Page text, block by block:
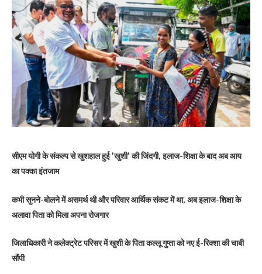
सीएम योगी के संकल्प से खुशहाल हुई 'खुशी' की जिंदगी, इलाज-शिक्षा के बाद अब आय
का पक्का इंतजाम
कभी सुनने-बोलने में असमर्थ थी और परिवार आर्थिक संकट में था, अब इलाज-शिक्षा के
अलावा पिता को मिला अपना रोजगार
जिलाधिकारी ने कलेक्ट्रेट परिसर में खुशी के पिता कल्लू गुप्ता को नए ई-रिक्शा की चाबी
सौंपी